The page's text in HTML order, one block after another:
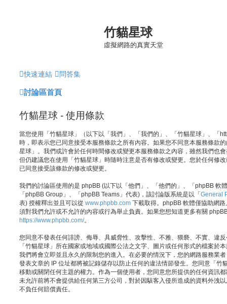
竹貓星球
虛擬網路的真實天堂
快速連結 問答集
討論區首頁
竹貓星球 - 使用條款
當您使用「竹貓星球」（以下以「我們」、「我們的」、「竹貓星球」、「
時，即表示您已同意接受本服務條款之所有內容。如果您不同意本服務條款
星球」。我們或許會於任何時間修改或變更本服務條款之內容，雖然我們也
但仍建議您在使用「竹貓星球」時隨時注意是否有修改或變更。您於任何修
已同意接受該條款的修改或變更。
我們的討論區使用的是 phpBB (以下以「他們」、「他們的」、「phpBB 軟
「phpBB Group」、「phpBB Teams」代表)，該討論版系統是以「 General
表) 授權釋出並且可以從 www.phpbb.com 下載取得。phpBB 軟體僅協助網
須對我們允許或不允許的內容或行為舉止負責。如果您想知道更多有關
https://www.phpbb.com/。
您同意不發表任何誹謗、侮辱、具威脅性、攻擊性、不雅、猥褻、不實、違
「竹貓星球」所在國家或地域或國際公法之文字、圖片或任何形式的檔案於
我們將會立即並且永久的限制您的進入。在必要的情況下，您的網路服務業
發表文章的 IP 位址都將被記錄儲存以防止任何的違法情節發生。您同意「竹
移動或關閉任何主題的權力。作為一個使用者，您同意您所提供的任何資訊
未允許前將不會提供給任何第三方公司，對於因駭客入侵所造成的資料外洩
不負任何賠償責任。